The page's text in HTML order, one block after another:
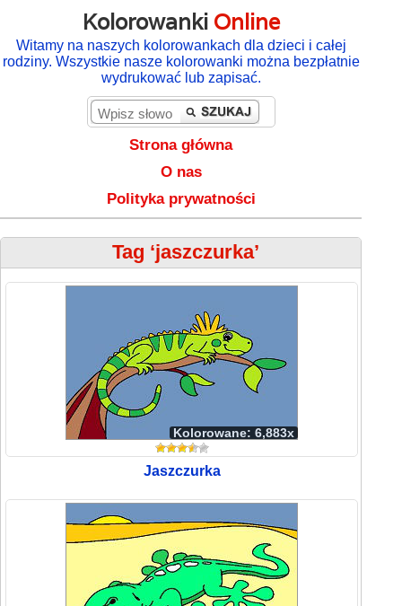
Kolorowanki Online
Witamy na naszych kolorowankach dla dzieci i całej
rodziny. Wszystkie nasze kolorowanki można bezpłatnie
wydrukować lub zapisać.
Strona główna
O nas
Polityka prywatności
Tag ‘jaszczurka’
Kolorowane: 6,883x
Jaszczurka